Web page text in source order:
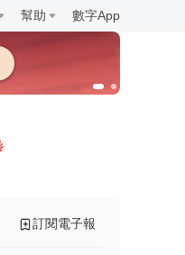
幫助 數字App
訂閱電子報